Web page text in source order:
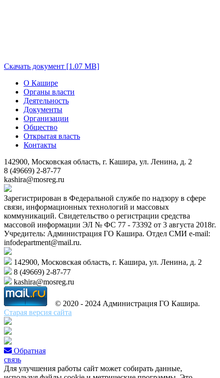
Скачать документ [1.07 MB]
О Кашире
Органы власти
Деятельность
Документы
Организации
Общество
Открытая власть
Контакты
142900, Московская область, г. Кашира, ул. Ленина, д. 2
8 (49669) 2-87-77
kashira@mosreg.ru
Зарегистрирован в Федеральной службе по надзору в сфере
связи, информационных технологий и массовых
коммуникаций. Свидетельство о регистрации средства
массовой информации ЭЛ № ФС 77 - 73392 от 3 августа 2018г.
Учредитель: Администрация ГО Кашира. Отдел СМИ e-mail:
infodepartment@mail.ru.
142900, Московская область, г. Кашира, ул. Ленина, д. 2
8 (49669) 2-87-77
kashira@mosreg.ru
© 2020 - 2024 Администрация ГО Кашира.
Старая версия сайта
Обратная
связь
Для улучшения работы сайт может собирать данные,